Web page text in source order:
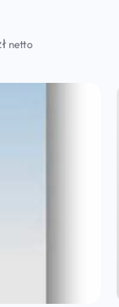
Price
36
netto